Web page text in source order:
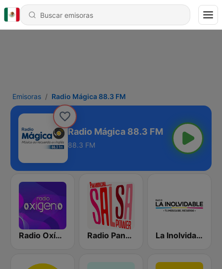
Emisoras Radio Mágica 88.3 FM
Radio Mágica 88.3 FM
88.3 FM
Radio Oxígeno Radio Panamericana - Salsa Power La Inolvidable